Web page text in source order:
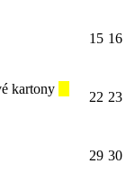
15 16
kartony
22 23
29 30